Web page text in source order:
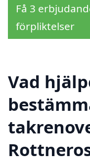
Få 3
förpliktelser
Vad